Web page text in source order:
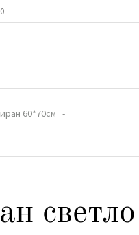
60*70см
светло